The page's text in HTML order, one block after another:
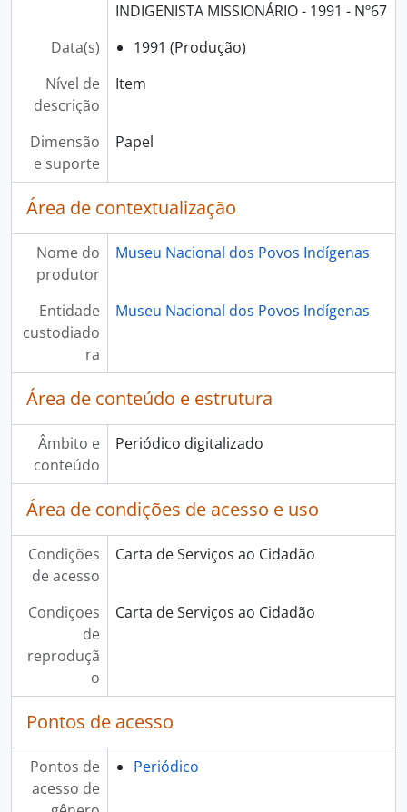
INDIGENISTA MISSIONÁRIO - 1991 - Nº67
Data(s)
1991 (Produção)
Nível de
descrição
Item
Dimensão
e suporte
Papel
Área de contextualização
Nome do
produtor
Museu Nacional dos Povos Indígenas
Entidade
custodiado
ra
Museu Nacional dos Povos Indígenas
Área de conteúdo e estrutura
Âmbito e
conteúdo
Periódico digitalizado
Área de condições de acesso e uso
Condições
de acesso
Carta de Serviços ao Cidadão
Condiçoes
de
reproduçã
o
Carta de Serviços ao Cidadão
Pontos de acesso
Pontos de
acesso de
Periódico